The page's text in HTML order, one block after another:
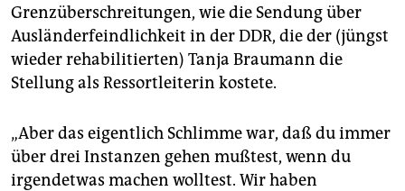
Grenzüberschreitungen, wie die Sendung über
Ausländerfeindlichkeit in der DDR, die der (jüngst
wieder rehabilitierten) Tanja Braumann die
Stellung als Ressortleiterin kostete.
„Aber das eigentlich Schlimme war, daß du immer
über drei Instanzen gehen mußtest, wenn du
irgendetwas machen wolltest. Wir haben